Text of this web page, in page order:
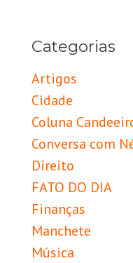
Categorias
Artigos
Cidade
Coluna
Conversa com
Direito
FATO DO DIA
Finanças
Manchete
Música